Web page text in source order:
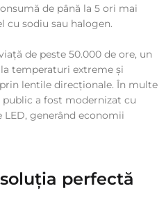
de până la 5 ori mai
cu sodiu sau halogen.
de peste 50.000 de ore, un
temperaturi extreme și
lentile direcționale. În multe
a fost modernizat cu
generând economii
perfectă